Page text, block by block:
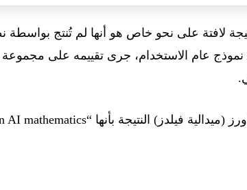
لافتة على نحو خاص هو أنها لم تُنتج
نموذج عام الاستخدام، جرى تقييمه على